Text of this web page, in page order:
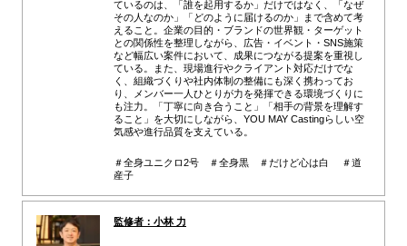
ているのは、「誰を起用するか」だけではなく、「なぜ
その人なのか」「どのように届けるのか」まで含めて考
えること。企業の目的・ブランドの世界観・ターゲット
との関係性を整理しながら、広告・イベント・SNS施策
など幅広い案件において、成果につながる提案を重視し
ている。また、現場進行やクライアント対応だけでな
く、組織づくりや社内体制の整備にも深く携わってお
り、メンバー一人ひとりが力を発揮できる環境づくりに
も注力。「丁寧に向き合うこと」「相手の背景を理解す
ること」を大切にしながら、YOU MAY Castingらしい空
気感や進行品質を支えている。
＃全身ユニクロ2号 ＃全身黒 ＃だけど心は白 ＃道
産子
監修者：小林 力